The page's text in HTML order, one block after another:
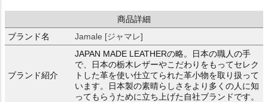
商品詳細
ブランド名
Jamale [ジャマレ]
ブランド紹介
JAPAN MADE LEATHERの略。日本の職人の手
で、日本の栃木レザーやこだわりをもってセレク
トした革を使い仕立てられた革小物を取り扱って
います。日本製の素晴らしさをより多くの人に知
ってもらうために立ち上げた自社ブランドです。